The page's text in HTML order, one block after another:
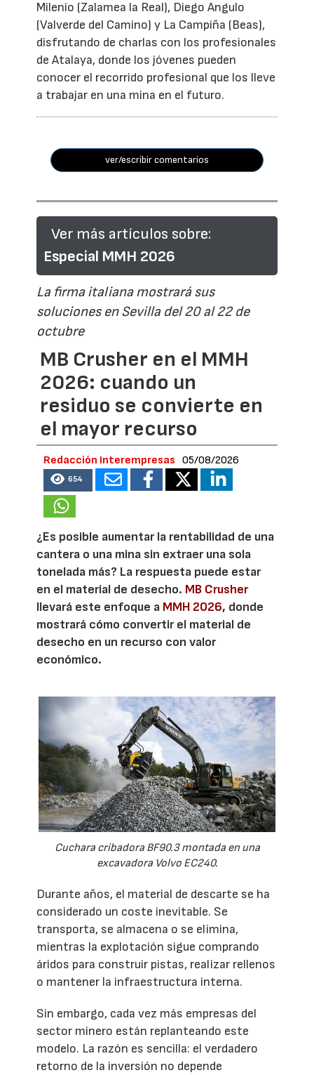
Milenio (Zalamea la Real), Diego Angulo
(Valverde del Camino) y La Campiña (Beas),
disfrutando de charlas con los profesionales
de Atalaya, donde los jóvenes pueden
conocer el recorrido profesional que los lleve
a trabajar en una mina en el futuro.
ver/escribir comentarios
Ver más artículos sobre:
Especial MMH 2026
La firma italiana mostrará sus
soluciones en Sevilla del 20 al 22 de
octubre
MB Crusher en el MMH
2026: cuando un
residuo se convierte en
el mayor recurso
Redacción Interempresas 05/08/2026
654
¿Es posible aumentar la rentabilidad de una
cantera o una mina sin extraer una sola
tonelada más? La respuesta puede estar
en el material de desecho. MB Crusher
llevará este enfoque a MMH 2026, donde
mostrará cómo convertir el material de
desecho en un recurso con valor
económico.
Cuchara cribadora BF90.3 montada en una
excavadora Volvo EC240.
Durante años, el material de descarte se ha
considerado un coste inevitable. Se
transporta, se almacena o se elimina,
mientras la explotación sigue comprando
áridos para construir pistas, realizar rellenos
o mantener la infraestructura interna.
Sin embargo, cada vez más empresas del
sector minero están replanteando este
modelo. La razón es sencilla: el verdadero
retorno de la inversión no depende